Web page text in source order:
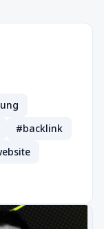
#backlink